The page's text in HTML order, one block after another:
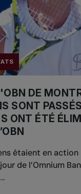
DE
SONT
ONT ÉTÉ
étaient en
de l’Omnium